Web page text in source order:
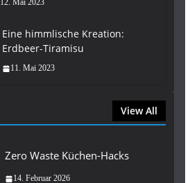
12. Mai 2023
Eine himmlische Kreation:
Erdbeer-Tiramisu
11. Mai 2023
View All
Zero Waste Küchen-Hacks
14. Februar 2026